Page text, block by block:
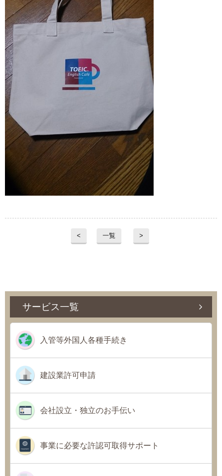
< 一覧 >
サービス一覧
入管等外国人各種手続き
建設業許可申請
会社設立・独立のお手伝い
事業に必要な許認可取得サポート